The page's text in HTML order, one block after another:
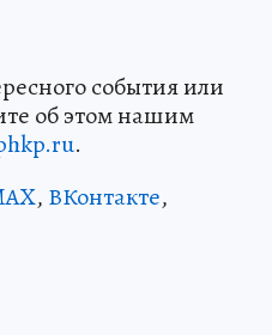
события или
об этом нашим
.
, ВКонтакте,